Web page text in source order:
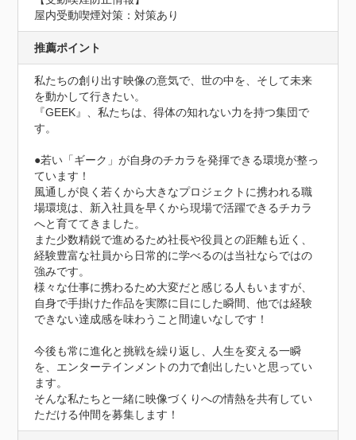
屋内受動喫煙対策：対策あり
推薦ポイント
私たちの創り出す映像の意気で、世の中を、そして未来
を動かして行きたい。
『GEEK』、私たちは、得体の知れない力を持つ集団で
す。
●若い「ギーク」が自身のチカラを発揮できる環境が整っ
ています！
風通しが良く若くから大きなプロジェクトに携われる職
場環境は、新入社員を早くから現場で活躍できるチカラ
へと育ててきました。
また少数精鋭で進めるため社長や役員との距離も近く、
経験豊富な社員から日常的に学べるのは当社ならではの
強みです。
様々な仕事に携わるため大変だと感じる人もいますが、
自身で手掛けた作品を実際に目にした瞬間、他では経験
できない達成感を味わうこと間違いなしです！
今後も常に進化と挑戦を繰り返し、人生を変える一瞬
を、エンターテインメントの力で創出したいと思ってい
ます。
そんな私たちと一緒に映像づくりへの情熱を共有してい
ただける仲間を募集します！